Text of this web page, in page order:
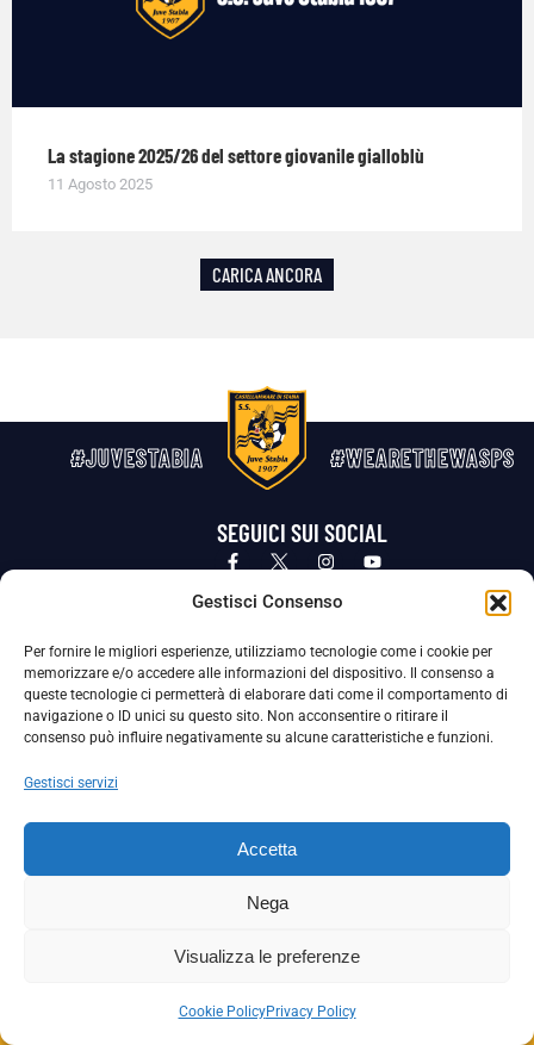
Gestisci Consenso
Per fornire le migliori esperienze, utilizziamo tecnologie come i cookie per
memorizzare e/o accedere alle informazioni del dispositivo. Il consenso a
queste tecnologie ci permetterà di elaborare dati come il comportamento di
navigazione o ID unici su questo sito. Non acconsentire o ritirare il
consenso può influire negativamente su alcune caratteristiche e funzioni.
Gestisci servizi
Accetta
Nega
Visualizza le preferenze
Cookie PolicyPrivacy Policy
La stagione 2025/26 del settore giovanile gialloblù
11 Agosto 2025
CARICA ANCORA
#JUVESTABIA #WEARETHEWASPS
SEGUICI SUI SOCIAL
Privacy Policy Cookie Policy
La Società ha nominato il Responsabile della Protezione dei Dati Personali (DPO), figura specializzata che vigila sulle modalità
adottate dalla nostra Società per tutelare i Suoi dati personali.
Per contattare il DPO può scrivere a
La Società ha inoltre adottato un proprio Codice Etico, consultabile al seguente link:
Scarica il Codice Etico
Copyright © 2024 – S.S. JUVE STABIA 1907 | P.IVA: 04246411211 | Tutti i diritti sono riservati | Made with